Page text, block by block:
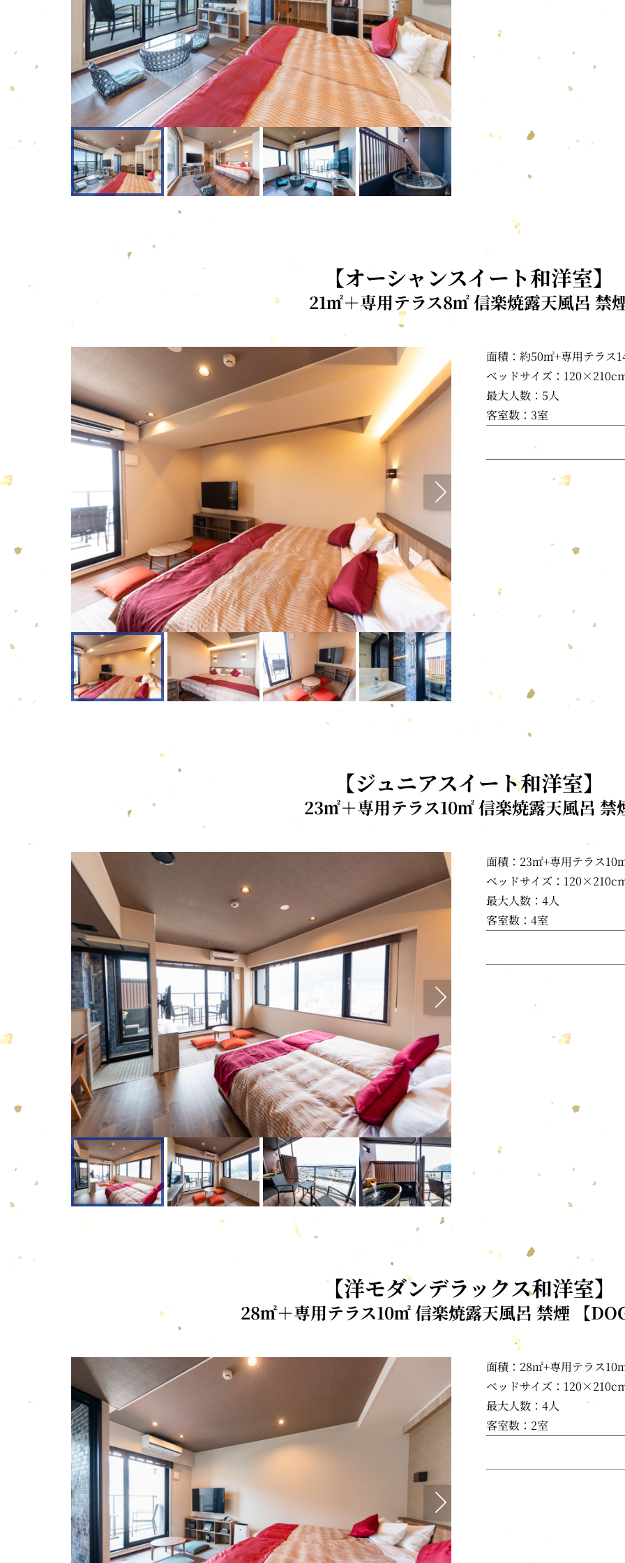
【オーシャンスイート和洋室】
21㎡＋専用テラス8㎡ 信楽焼露天風呂 禁
面積：約50㎡+専用テラス
ベッドサイズ：
最大人数：5人
客室数：3室
【ジュニアスイート和洋室】
23㎡＋専用テラス10㎡ 信楽焼露天風呂 禁
面積：23㎡+専用テラス10
ベッドサイズ：
最大人数：4人
客室数：4室
【洋モダンデラックス和洋室】
28㎡＋専用テラス10㎡ 信楽焼露天風呂 禁煙 【
面積：28㎡+専用テラス10
ベッドサイズ：
最大人数：4人
客室数：2室